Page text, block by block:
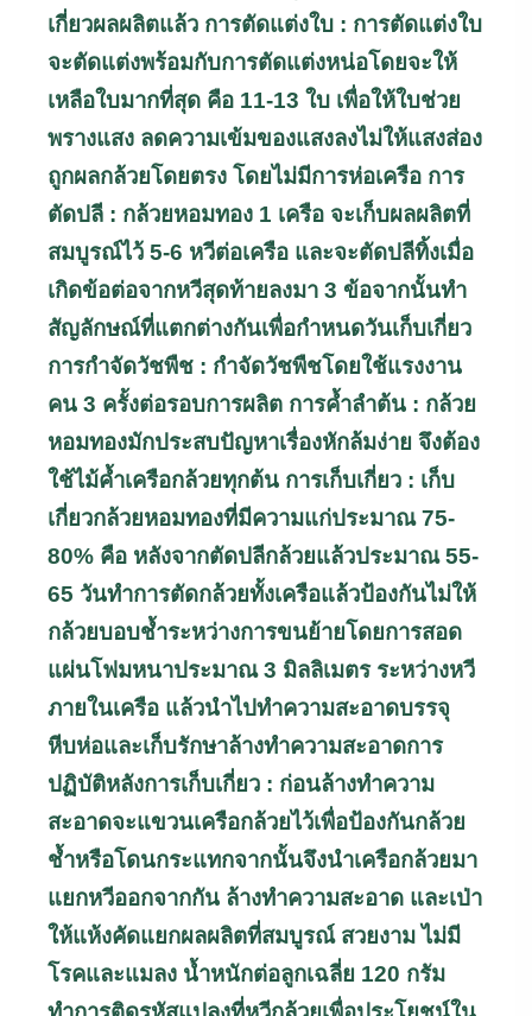
เกี่ยวผลผลิตแล้ว การตัดแต่งใบ : การตัดแต่งใบ
จะตัดแต่งพร้อมกับการตัดแต่งหน่อโดยจะให้
เหลือใบมากที่สุด คือ 11-13 ใบ เพื่อให้ใบช่วย
พรางแสง ลดความเข้มของแสงลงไม่ให้แสงส่อง
ถูกผลกล้วยโดยตรง โดยไม่มีการห่อเครือ การ
ตัดปลี : กล้วยหอมทอง 1 เครือ จะเก็บผลผลิตที่
สมบูรณ์ไว้ 5-6 หวีต่อเครือ และจะตัดปลีทิ้งเมื่อ
เกิดข้อต่อจากหวีสุดท้ายลงมา 3 ข้อจากนั้นทำ
สัญลักษณ์ที่แตกต่างกันเพื่อกำหนดวันเก็บเกี่ยว
การกำจัดวัชพืช : กำจัดวัชพืชโดยใช้แรงงาน
คน 3 ครั้งต่อรอบการผลิต การค้ำลำต้น : กล้วย
หอมทองมักประสบปัญหาเรื่องหักล้มง่าย จึงต้อง
ใช้ไม้ค้ำเครือกล้วยทุกต้น การเก็บเกี่ยว : เก็บ
เกี่ยวกล้วยหอมทองที่มีความแก่ประมาณ 75-
80% คือ หลังจากตัดปลีกล้วยแล้วประมาณ 55-
65 วันทำการตัดกล้วยทั้งเครือแล้วป้องกันไม่ให้
กล้วยบอบช้ำระหว่างการขนย้ายโดยการสอด
แผ่นโฟมหนาประมาณ 3 มิลลิเมตร ระหว่างหวี
ภายในเครือ แล้วนำไปทำความสะอาดบรรจุ
หีบห่อและเก็บรักษาล้างทำความสะอาดการ
ปฏิบัติหลังการเก็บเกี่ยว : ก่อนล้างทำความ
สะอาดจะแขวนเครือกล้วยไว้เพื่อป้องกันกล้วย
ช้ำหรือโดนกระแทกจากนั้นจึงนำเครือกล้วยมา
แยกหวีออกจากกัน ล้างทำความสะอาด และเป่า
ให้แห้งคัดแยกผลผลิตที่สมบูรณ์ สวยงาม ไม่มี
โรคและแมลง น้ำหนักต่อลูกเฉลี่ย 120 กรัม